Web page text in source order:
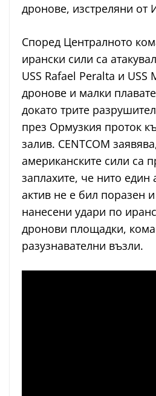
дронове, изстреляни от
Според Централното
ирански сили са
USS Rafael Peralta и USS
дронове и малки
докато трите
през Ормузкия проток
залив. CENTCOM
американските сили са
заплахите, че нито един
актив не е бил поразен
нанесени удари по
дронови площадки,
разузнавателни възли.